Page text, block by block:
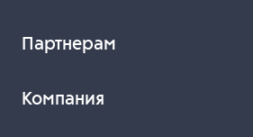
Партнерам
Компания